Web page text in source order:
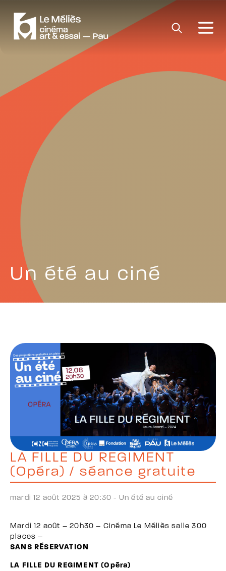
Un été au ciné
LA FILLE DU REGIMENT
(Opéra) / séance gratuite
mardi 12 août 2025 à 20:30 - Un été au ciné
Mardi 12 août – 20h30 – Cinéma Le Méliès salle 300
places –
SANS RÉSERVATION
LA FILLE DU REGIMENT (Opéra)